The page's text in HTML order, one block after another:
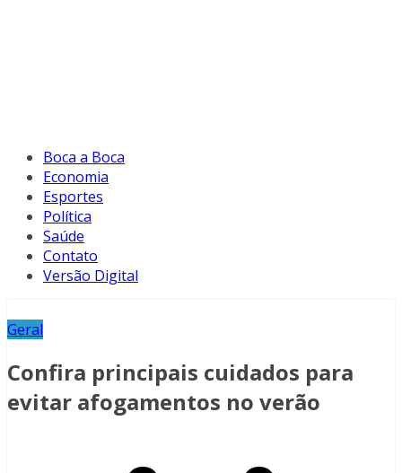
Boca a Boca
Economia
Esportes
Política
Saúde
Contato
Versão Digital
Geral
Confira principais cuidados para
evitar afogamentos no verão